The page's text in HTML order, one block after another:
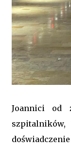
Joannici od